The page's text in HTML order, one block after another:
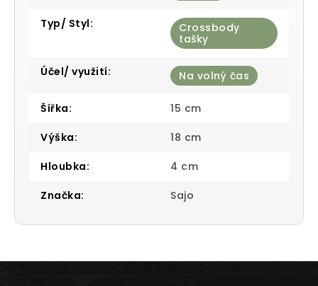
Typ/ Styl:
Crossbody
tašky
Účel/ využití: Na volný čas
Šířka: 15 cm
Výška: 18 cm
Hloubka: 4 cm
Značka: Sajo
Z